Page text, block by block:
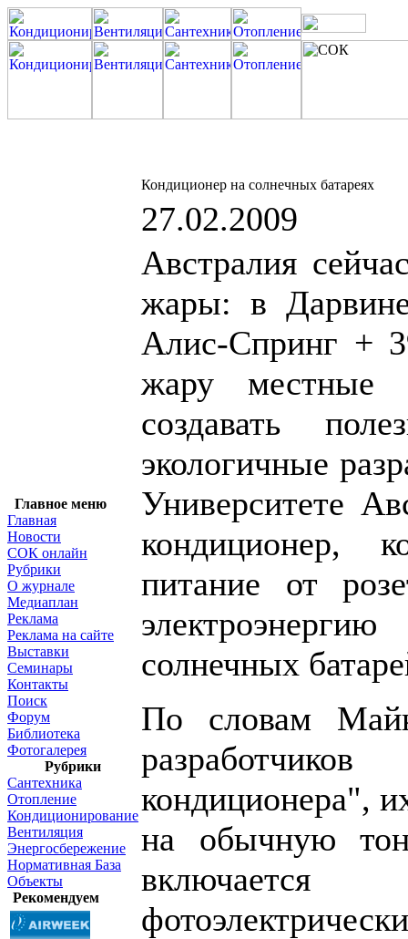
Главное меню
Главная
Новости
СОК онлайн
Рубрики
О журнале
Медиаплан
Реклама
Реклама на сайте
Выставки
Семинары
Контакты
Поиск
Форум
Библиотека
Фотогалерея
Рубрики
Сантехника
Отопление
Кондиционирование
Вентиляция
Энергосбережение
Нормативная База
Объекты
Рекомендуем
Кондиционер на солнечных батареях
27.02.2009
Австралия
жары: в
Алис-Спринг +
жару местные
создавать
экологичные
Университете
кондиционер,
питание от
солнечных
По словам
кондиционера",
на обычную